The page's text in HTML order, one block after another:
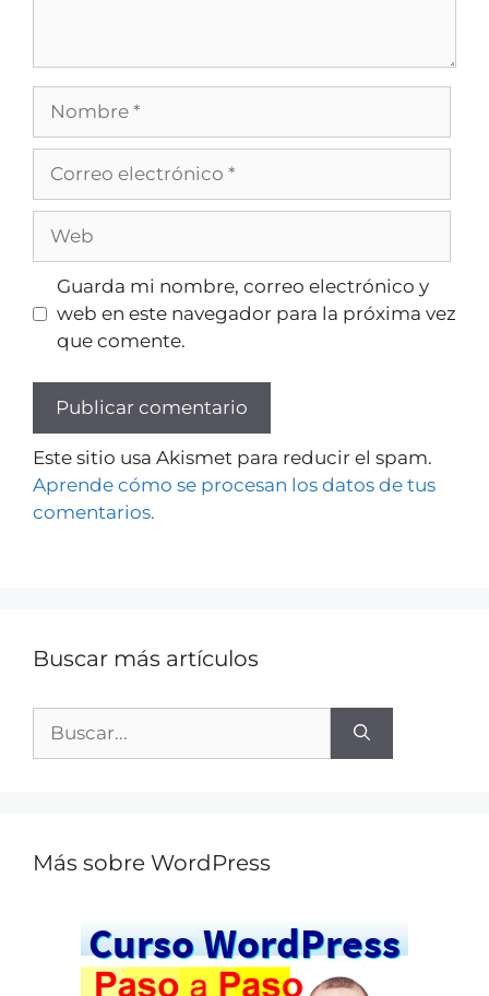
Guarda mi nombre, correo electrónico y
web en este navegador para la próxima vez
que comente.
Este sitio usa Akismet para reducir el spam.
Aprende cómo se procesan los datos de tus
comentarios.
Buscar más artículos
Más sobre WordPress